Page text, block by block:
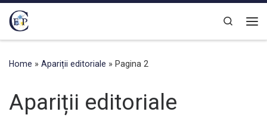
Skip to content Search
Home » Apariții editoriale » Pagina 2
Apariții editoriale